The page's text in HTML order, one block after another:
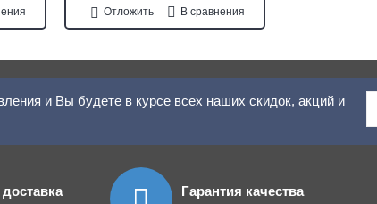
Отложить В сравнения
и Вы будете в курсе всех наших скидок, акций и
Гарантия качества